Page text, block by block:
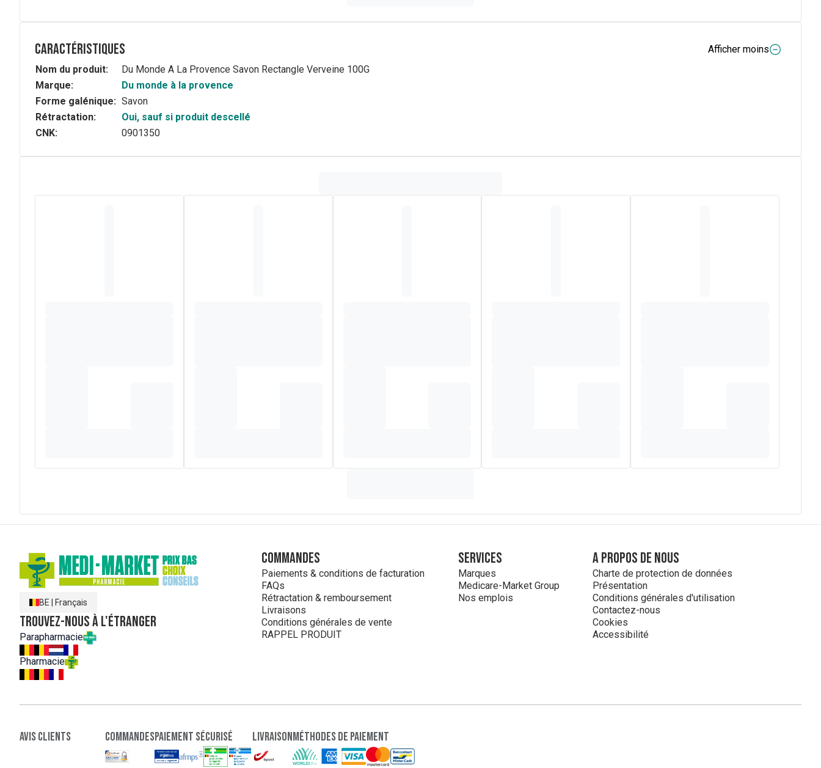
Caractéristiques
Afficher moins
Nom du produit:
Du Monde A La Provence Savon Rectangle Verveine 100G
Marque:
Du monde à la provence
Forme galénique: Savon
Rétractation:
Oui, sauf si produit descellé
CNK:
0901350
BE Français
Trouvez-nous à l'étranger
Parapharmacie
Pharmacie
Commandes
Paiements & conditions de facturation
FAQs
Rétractation & remboursement
Livraisons
Conditions générales de vente
RAPPEL PRODUIT
Services
Marques
Medicare-Market Group
Nos emplois
A propos de nous
Charte de protection de données
Présentation
Conditions générales d'utilisation
Contactez-nous
Cookies
Accessibilité
Avis clients Commandespaiement sécurisé LivraisonMéthodes de paiement